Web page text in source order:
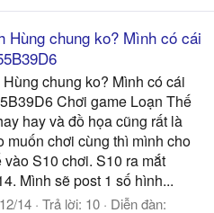
Hùng chung ko? Mình có cái
chung ko? Mình có cái
Chơi game Loạn Thế
hay và đồ họa cũng rất là
muốn chơi cùng thì mình cho
S10 chơi. S10 ra mắt
Mình sẽ post 1 số hình...
14 Trả lời: 10
Diễn đàn: